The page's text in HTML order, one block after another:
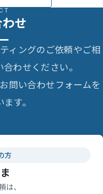
せ
ィングのご依頼やご相
わせください。
問い合わせフォームを
す。
方
、